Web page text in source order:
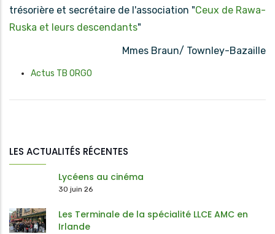
trésorière et secrétaire de l'association "Ceux de Rawa-
Ruska et leurs descendants"
Mmes Braun/ Townley-Bazaille
Actus TB ORGO
LES ACTUALITÉS RÉCENTES
Lycéens au cinéma
30 juin 26
Les Terminale de la spécialité LLCE AMC en
Irlande